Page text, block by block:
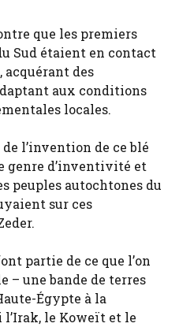
que les premiers
Sud étaient en contact
acquérant des
aux conditions
locales.
l’invention de ce blé
genre d’inventivité et
peuples autochtones du
sur ces
partie de ce que l’on
– une bande de terres
Égypte à la
l’Irak, le Koweït et le